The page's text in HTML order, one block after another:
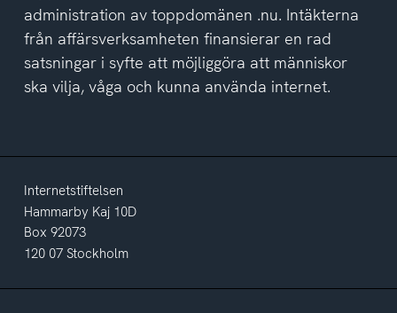
administration av toppdomänen .nu. Intäkterna
från affärsverksamheten finansierar en rad
satsningar i syfte att möjliggöra att människor
ska vilja, våga och kunna använda internet.
Internetstiftelsen
Hammarby Kaj 10D
Box 92073
120 07 Stockholm